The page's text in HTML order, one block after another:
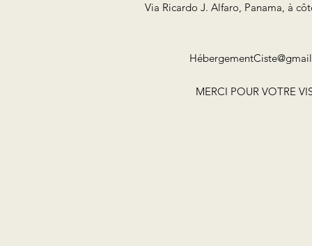
Via Ricardo J. Alfaro, Panama, à
Hé
MERCI POUR VOTRE